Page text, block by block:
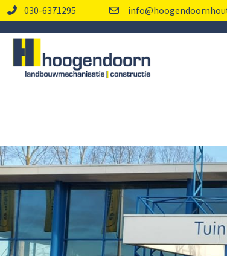
030-6371295